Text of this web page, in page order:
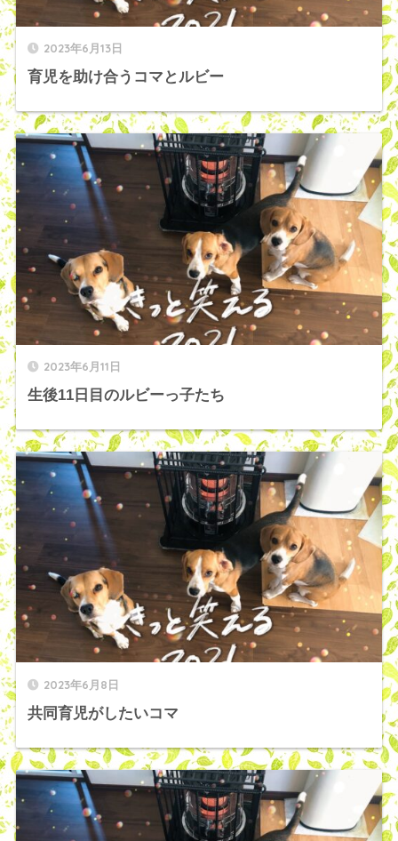
2023年6月13日
育児を助け合うコマとルビー
2023年6月11日
生後11日目のルビーっ子たち
2023年6月8日
共同育児がしたいコマ